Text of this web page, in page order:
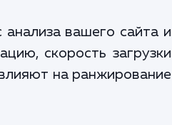
вашего сайта и
скорость загрузки
на ранжирование